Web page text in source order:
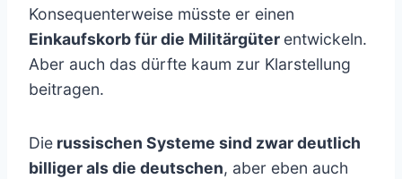
Konsequenterweise müsste er einen
Einkaufskorb für die Militärgüter entwickeln.
Aber auch das dürfte kaum zur Klarstellung
beitragen.
Die russischen Systeme sind zwar deutlich
billiger als die deutschen, aber eben auch